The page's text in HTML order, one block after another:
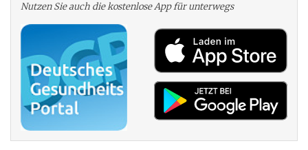
Nutzen Sie auch die kosten­lose App für unterwegs